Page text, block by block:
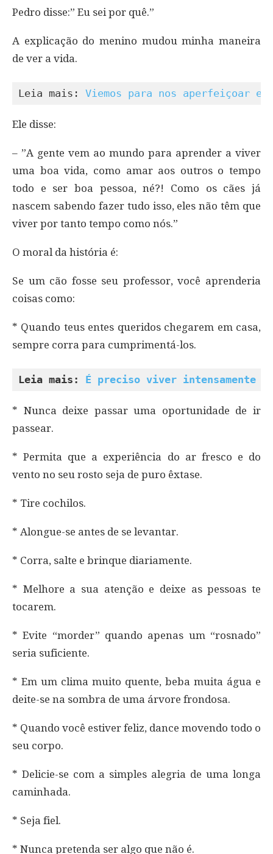
Pedro disse:” Eu sei por quê.”
A explicação do menino mudou minha maneira
de ver a vida.
Leia mais: Viemos para nos aperfeiçoar e
Ele disse:
– ”A gente vem ao mundo para aprender a viver
uma boa vida, como amar aos outros o tempo
todo e ser boa pessoa, né?! Como os cães já
nascem sabendo fazer tudo isso, eles não têm que
viver por tanto tempo como nós.”
O moral da história é:
Se um cão fosse seu professor, você aprenderia
coisas como:
* Quando teus entes queridos chegarem em casa,
sempre corra para cumprimentá-los.
Leia mais: É preciso viver intensamente
* Nunca deixe passar uma oportunidade de ir
passear.
* Permita que a experiência do ar fresco e do
vento no seu rosto seja de puro êxtase.
* Tire cochilos.
* Alongue-se antes de se levantar.
* Corra, salte e brinque diariamente.
* Melhore a sua atenção e deixe as pessoas te
tocarem.
* Evite “morder” quando apenas um “rosnado”
seria suficiente.
* Em um clima muito quente, beba muita água e
deite-se na sombra de uma árvore frondosa.
* Quando você estiver feliz, dance movendo todo o
seu corpo.
* Delicie-se com a simples alegria de uma longa
caminhada.
* Seja fiel.
* Nunca pretenda ser algo que não é.